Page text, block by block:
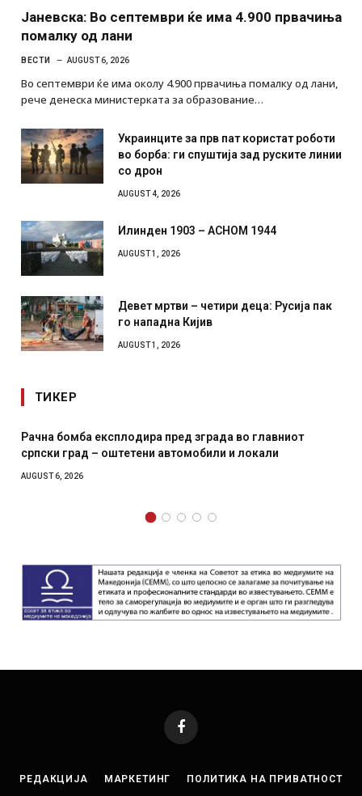
Јаневска: Во септември ќе има 4.900 првачиња
помалку од лани
ВЕСТИ AUGUST 6, 2026
Во септември ќе има околу 4.900 првачиња помалку од лани,
рече денеска министерката за образование…
Украинците за прв пат користат роботи
во борба: ги спуштија зад руските линии
со дрон
AUGUST 4, 2026
Илинден 1903 – АСНОМ 1944
AUGUST 1, 2026
Девет мртви – четири деца: Русија пак
го нападна Кијив
AUGUST 1, 2026
ТИКЕР
зграда во главниот
и локали
И Данска се милитарилизира
месечна воена
Facebook
РЕДАКЦИЈА МАРКЕТИНГ ПОЛИТИКА НА ПРИВАТНОСТ